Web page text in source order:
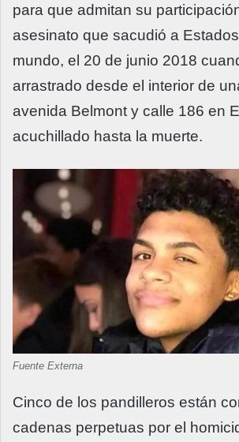
para que admitan su
asesinato que sacudió a
mundo, el 20 de junio 2018
arrastrado desde el interior de
avenida Belmont y calle 186 en
acuchillado hasta la muerte.
Fuente Externa
Cinco de los pandilleros están
cadenas perpetuas por el